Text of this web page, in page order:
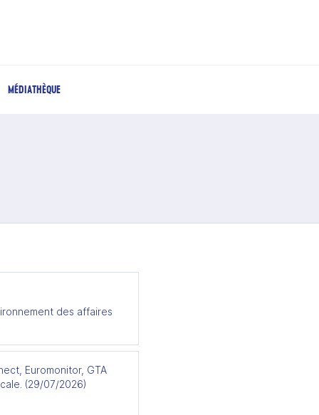
MÉDIATHÈQUE
des affaires
Euromonitor, GTA
(29/07/2026)